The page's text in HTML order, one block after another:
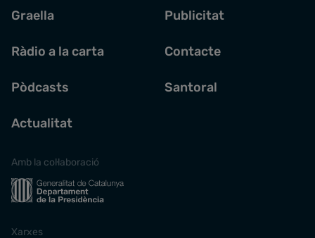
Graella
Ràdio a la carta
Pòdcasts
Actualitat
Publicitat
Contacte
Santoral
Amb la col·laboració
Xarxes